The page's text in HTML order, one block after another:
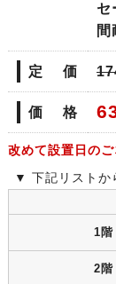
セ
間
定 価
価 格
改めて設置日の
▼ 下記リストか
1階
2階